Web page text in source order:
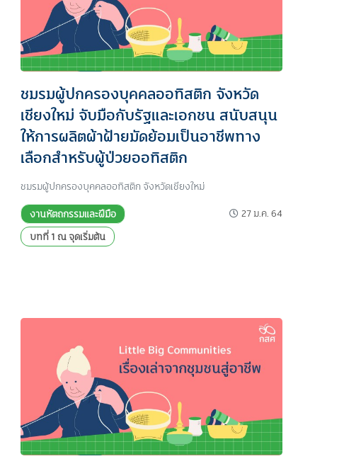
ชมรมผู้ปกครองบุคคลออทิสติก จังหวัด
เชียงใหม่ จับมือกับรัฐและเอกชน สนับสนุน
ให้การผลิตผ้าฝ้ายมัดย้อมเป็นอาชีพทาง
เลือกสำหรับผู้ป่วยออทิสติก
ชมรมผู้ปกครองบุคคลออทิสติก จังหวัดเชียงใหม่
งานหัตถกรรมและฝีมือ
บทที่ 1 ณ จุดเริ่มต้น
27 ม.ค. 64